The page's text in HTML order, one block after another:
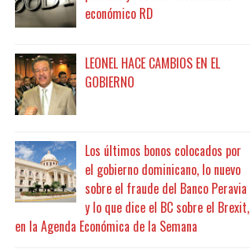
económico RD
LEONEL HACE CAMBIOS EN EL
GOBIERNO
Los últimos bonos colocados por
el gobierno dominicano, lo nuevo
sobre el fraude del Banco Peravia
y lo que dice el BC sobre el Brexit,
en la Agenda Económica de la Semana